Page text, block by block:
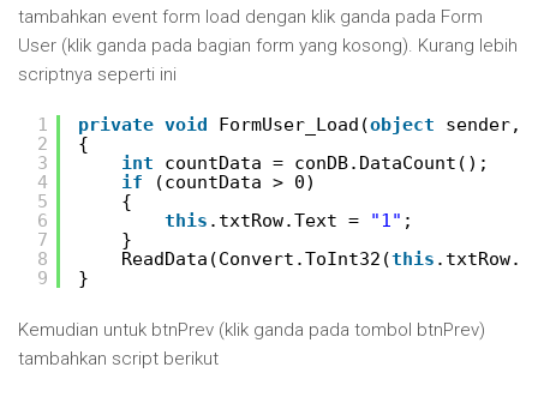
tambahkan event form load dengan klik ganda pada Form
User (klik ganda pada bagian form yang kosong). Kurang lebih
scriptnya seperti ini
1
2
3
4
5
6
7
8
9
private void FormUser_Load(object
sender,
{
int
countData = conDB.DataCount();
if
(countData > 0)
{
this .txtRow.Text = "1" ;
}
ReadData(Convert.ToInt32(this
}
Kemudian untuk btnPrev (klik ganda pada tombol btnPrev)
tambahkan script berikut